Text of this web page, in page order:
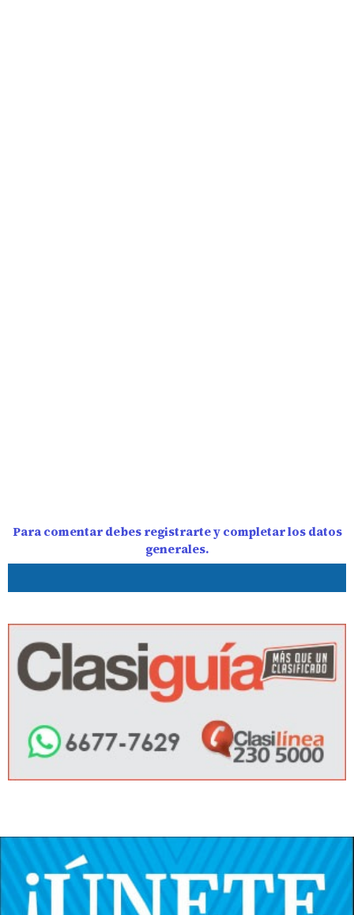
Para comentar debes registrarte y completar los datos
generales.